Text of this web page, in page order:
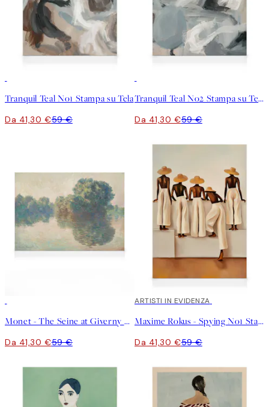
Tranquil Teal No1 Stampa su Tela
Da 41,30 €59 €
Tranquil Teal No2 Stampa su Tela
Da 41,30 €59 €
Monet - The Seine at Giverny Stampa su Tela
Da 41,30 €59 €
30%*
ARTISTI IN EVIDENZA
Maxime Rokus - Spying No1 Stampa su Tela
Da 41,30 €59 €